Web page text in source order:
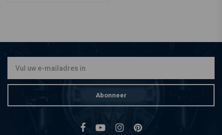
Abonneer